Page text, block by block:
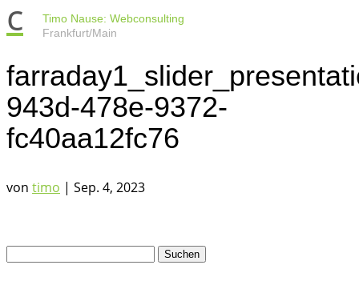
Timo Nause: Webconsulting
Frankfurt/Main
c
943d-478e-9372-
fc40aa12fc76
von timo | Sep. 4, 2023
Suchen